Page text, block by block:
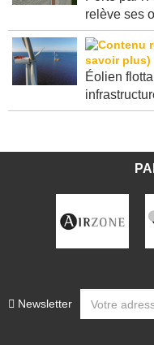
Porté par
Éolien